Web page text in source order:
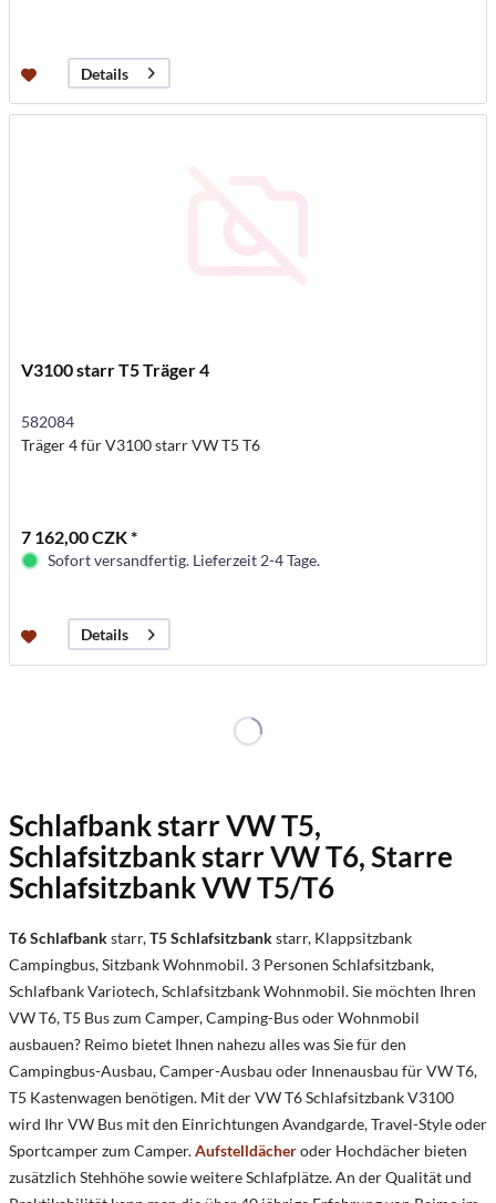
Details
V3100 starr T5 Träger 4
582084
Träger 4 für V3100 starr VW T5 T6
7 162,00 CZK *
Sofort versandfertig. Lieferzeit 2-4 Tage.
Details
Schlafbank starr VW T5,
Schlafsitzbank starr VW T6, Starre
Schlafsitzbank VW T5/T6
T6 Schlafbankstarr,T5 Schlafsitzbankstarr, Klappsitzbank
Campingbus, Sitzbank Wohnmobil. 3 Personen Schlafsitzbank,
Schlafbank Variotech, Schlafsitzbank Wohnmobil. Sie möchten Ihren
VW T6, T5 Bus zum Camper, Camping-Bus oder Wohnmobil
ausbauen? Reimo bietet Ihnen nahezu alles was Sie für den
Campingbus-Ausbau, Camper-Ausbau oder Innenausbau für VW T6,
T5 Kastenwagen benötigen. Mit der VW T6 Schlafsitzbank V3100
wird Ihr VW Bus mit den Einrichtungen Avandgarde, Travel-Style oder
Sportcamper zum Camper.Aufstelldächeroder Hochdächer bieten
zusätzlich Stehhöhe sowie weitere Schlafplätze. An der Qualität und